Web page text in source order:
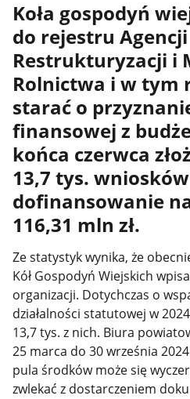
Koła gospodyń
do rejestru Agencji
Restrukturyzacji i
Rolnictwa i w tym
starać o
finansowej z
końca czerwca
13,7 tys.
dofinansowanie
116,31 mln zł.
Ze statystyk wynika, że
Kół Gospodyń Wiejskich
organizacji. Dotychczas o
działalności statutowej w
13,7 tys. z nich. Biura
25 marca do 30 września
pula środków może się
zwlekać z dostarczeniem